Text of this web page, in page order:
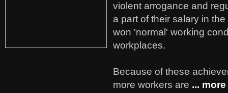
violent arrogance and
a part of their salary in
won 'normal' working
workplaces.
Because of these
more workers are ... more